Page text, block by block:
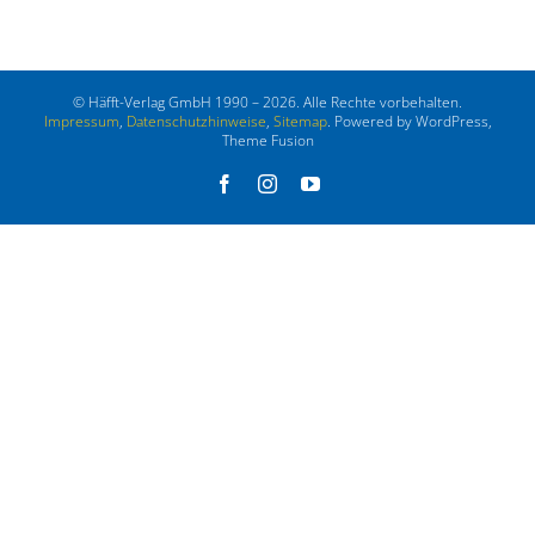
© Häfft-Verlag GmbH 1990 – 2026. Alle Rechte vorbehalten.
Impressum, Datenschutzhinweise, Sitemap. Powered by WordPress,
Theme Fusion
FacebookInstagramYouTube